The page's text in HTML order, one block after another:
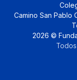
Camino San Pablo
2026 ©